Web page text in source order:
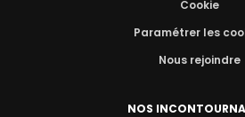
Cookie
Paramétrer les
Nous rejoindre
NOS